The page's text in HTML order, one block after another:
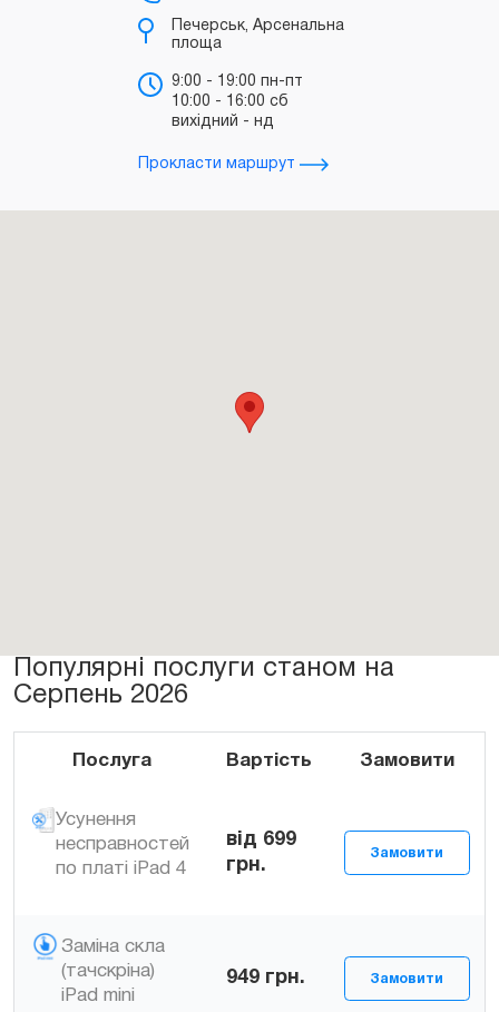
Печерськ, Арсенальна
площа
9:00 - 19:00 пн-пт
10:00 - 16:00 сб
вихідний - нд
Прокласти маршрут
Популярні послуги станом на
Серпень 2026
Послуга Вартість Замовити
Усунення
несправностей
по платі iPad 4
від 699
грн.
Заміна скла
(тачскріна)
iPad mini
949 грн.